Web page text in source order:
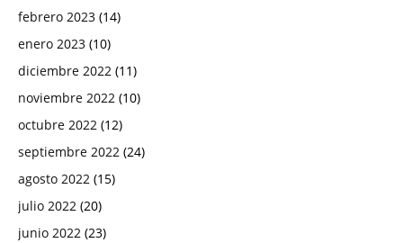
febrero 2023 (14)
enero 2023 (10)
diciembre 2022 (11)
noviembre 2022 (10)
octubre 2022 (12)
septiembre 2022 (24)
agosto 2022 (15)
julio 2022 (20)
junio 2022 (23)